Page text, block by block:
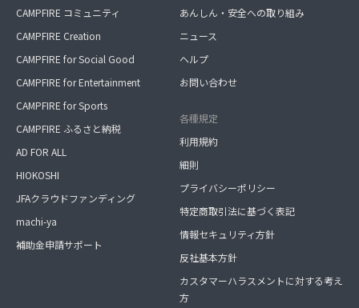
CAMPFIRE コミュニティ
CAMPFIRE Creation
CAMPFIRE for Social Good
CAMPFIRE for Entertainment
CAMPFIRE for Sports
CAMPFIRE ふるさと納税
AD FOR ALL
HIOKOSHI
JFAクラウドファンディング
machi-ya
補助金申請サポート
あんしん・安全への取り組み
ニュース
ヘルプ
お問い合わせ
各種規定
利用規約
細則
プライバシーポリシー
特定商取引法に基づく表記
情報セキュリティ方針
反社基本方針
カスタマーハラスメントに対する考え
方